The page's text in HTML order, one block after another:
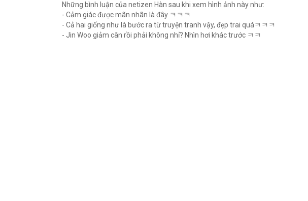
Những bình luận của netizen Hàn sau khi xem hình ảnh này như:
- Cảm giác được mãn nhãn là đây ㅋㅋㅋ
- Cả hai giống như là bước ra từ truyện tranh vậy, đẹp trai quáㅋㅋㅋ
- Jin Woo giảm cân rồi phải không nhỉ? Nhìn hơi khác trước ㅋㅋ